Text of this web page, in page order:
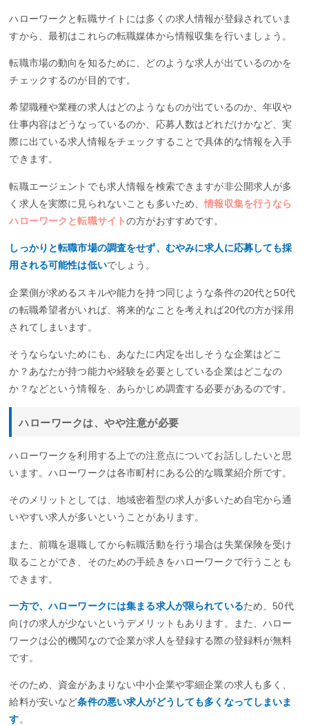
ハローワークと転職サイトには多くの求人情報が登録されていま
すから、最初はこれらの転職媒体から情報収集を行いましょう。
転職市場の動向を知るために、どのような求人が出ているのかを
チェックするのが目的です。
希望職種や業種の求人はどのようなものが出ているのか、年収や
仕事内容はどうなっているのか、応募人数はどれだけかなど、実
際に出ている求人情報をチェックすることで具体的な情報を入手
できます。
転職エージェントでも求人情報を検索できますが非公開求人が多
く求人を実際に見られないことも多いため、情報収集を行うなら
ハローワークと転職サイトの方がおすすめです。
しっかりと転職市場の調査をせず、むやみに求人に応募しても採
用される可能性は低いでしょう。
企業側が求めるスキルや能力を持つ同じような条件の20代と50代
の転職希望者がいれば、将来的なことを考えれば20代の方が採用
されてしまいます。
そうならないためにも、あなたに内定を出しそうな企業はどこ
か？あなたが持つ能力や経験を必要としている企業はどこなの
か？などという情報を、あらかじめ調査する必要があるのです。
ハローワークは、やや注意が必要
ハローワークを利用する上での注意点についてお話ししたいと思
います。ハローワークは各市町村にある公的な職業紹介所です。
そのメリットとしては、地域密着型の求人が多いため自宅から通
いやすい求人が多いということがあります。
また、前職を退職してから転職活動を行う場合は失業保険を受け
取ることができ、そのための手続きをハローワークで行うことも
できます。
一方で、ハローワークには集まる求人が限られているため、50代
向けの求人が少ないというデメリットもあります。また、ハロー
ワークは公的機関なので企業が求人を登録する際の登録料が無料
です。
そのため、資金があまりない中小企業や零細企業の求人も多く、
給料が安いなど条件の悪い求人がどうしても多くなってしまいま
す。